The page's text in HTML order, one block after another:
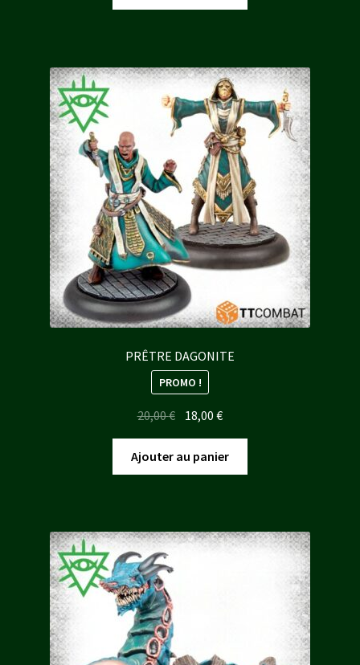
était :
est :
PRÊTRE DAGONITE
PROMO !
20,00€ Le
initial
était :
18,00€Le
actuel
est :
Ajouter au panier